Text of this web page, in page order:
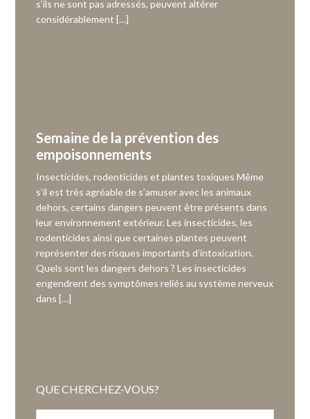
s’ils ne sont pas adressés, peuvent altérer
considérablement […]
Semaine de la prévention des
empoisonnements
Insecticides, rodenticides et plantes toxiques Même
s’il est très agréable de s’amuser avec les animaux
dehors, certains dangers peuvent être présents dans
leur environnement extérieur. Les insecticides, les
rodenticides ainsi que certaines plantes peuvent
représenter des risques importants d’intoxication.
Quels sont les dangers dehors ? Les insecticides
engendrent des symptômes reliés au système nerveux
dans […]
QUE CHERCHEZ-VOUS?